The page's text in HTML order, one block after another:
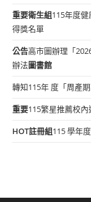
重要衛生組115年度
得獎名單
公告高市圖辦理「
辦法圖書館
轉知115年 度「周產
重要115繁星推薦校內
HOT註冊組115 學年